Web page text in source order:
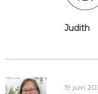
d
Judith
19 juin